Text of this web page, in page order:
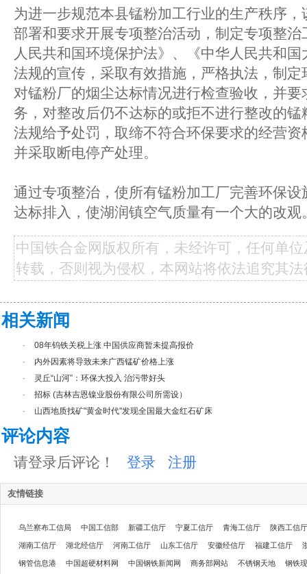
为进一步规范本县锰粉加工行业的生产秩序
部署和要求开展专项整治活动，制定专项整
人民共和国环境保护法》、《中华人民共和
法规的宣传，采取有效措施，严格执法，制
对锰粉厂的烟尘达标情况进行检查验收，并
务，对整改后仍不达标的或拒不进行整改的
法规给予处罚，取缔不符合环保要求的经营
并采取断电停产处理。
通过专项整治，使所有锰粉加工厂完善环保
达标排入，使湖润镇空气质量有一个大的改观
中国铁合金网版权所有，未经许可，任何单
转载，否则视为侵权，本网站将依法追究其
相关新闻
·
08年钨铁关税上涨 中国供应商暂未提高报价
·
内外因素将导致未来广西锰矿价格上涨
·
灵丘“山河”：环保大投入 治污带好头
·
招标 (吉林吉恩镍业股份有限公司所需设）
·
山西地质找矿"黄金时代"发现全国最大金红石矿床
评论内容
请登录后评论！ 登录 注册
友情链接
乌兰察布工信局 中国工信部 新疆工信厅 宁夏工信厅 青海工信厅 陕西工信厅
湖南工信厅 湖北经信厅 河南工信厅 山东工信厅 安徽经信厅 福建工信厅
钢管信息港 中国超硬材料网 中国钢铁新闻网 商务部网站 不锈钢天地 钢铁